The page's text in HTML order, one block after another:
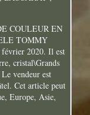
COULEUR EN
TOMMY
février 2020. Il est
cristal\Grands
vendeur est
Cet article peut
Europe, Asie,